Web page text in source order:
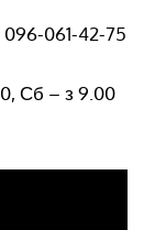
096-061-42-75
Сб – з 9.00